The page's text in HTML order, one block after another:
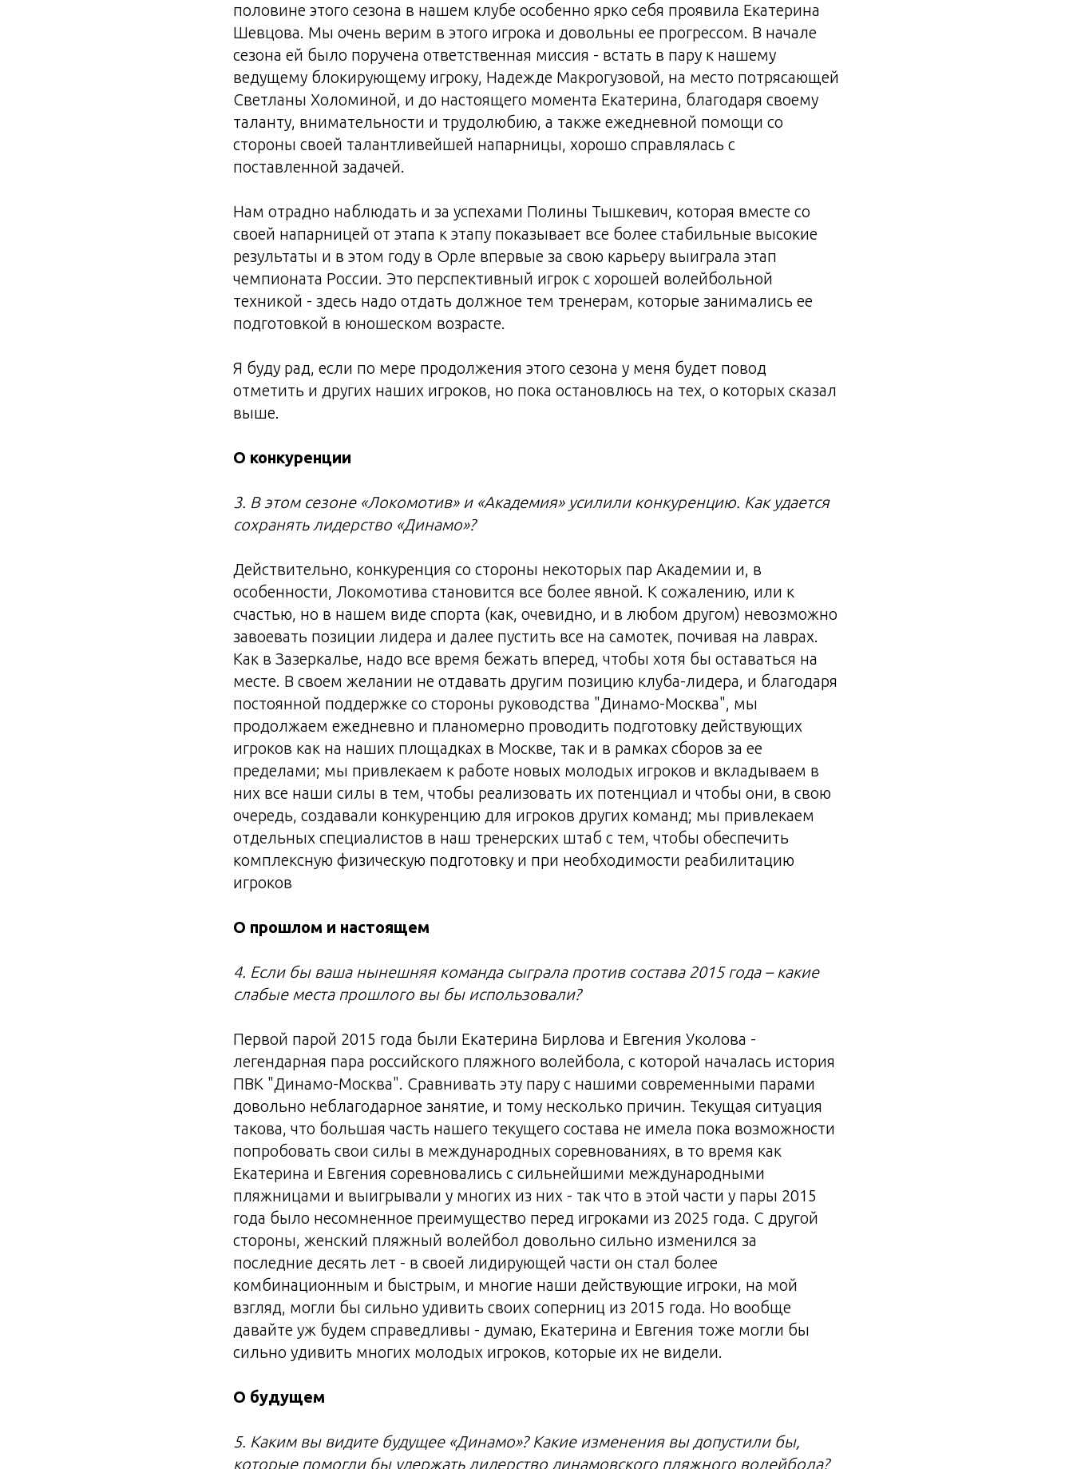
половине этого сезона в нашем клубе особенно ярко себя проявила Екатерина
Шевцова. Мы очень верим в этого игрока и довольны ее прогрессом. В начале
сезона ей было поручена ответственная миссия - встать в пару к нашему
ведущему блокирующему игроку, Надежде Макрогузовой, на место потрясающей
Светланы Холоминой, и до настоящего момента Екатерина, благодаря своему
таланту, внимательности и трудолюбию, а также ежедневной помощи со
стороны своей талантливейшей напарницы, хорошо справлялась с
поставленной задачей.
Нам отрадно наблюдать и за успехами Полины Тышкевич, которая вместе со
своей напарницей от этапа к этапу показывает все более стабильные высокие
результаты и в этом году в Орле впервые за свою карьеру выиграла этап
чемпионата России. Это перспективный игрок с хорошей волейбольной
техникой - здесь надо отдать должное тем тренерам, которые занимались ее
подготовкой в юношеском возрасте.
Я буду рад, если по мере продолжения этого сезона у меня будет повод
отметить и других наших игроков, но пока остановлюсь на тех, о которых сказал
выше.
О конкуренции
3. В этом сезоне «Локомотив» и «Академия» усилили конкуренцию. Как удается
сохранять лидерство «Динамо»?
Действительно, конкуренция со стороны некоторых пар Академии и, в
особенности, Локомотива становится все более явной. К сожалению, или к
счастью, но в нашем виде спорта (как, очевидно, и в любом другом) невозможно
завоевать позиции лидера и далее пустить все на самотек, почивая на лаврах.
Как в Зазеркалье, надо все время бежать вперед, чтобы хотя бы оставаться на
месте. В своем желании не отдавать другим позицию клуба-лидера, и благодаря
постоянной поддержке со стороны руководства "Динамо-Москва", мы
продолжаем ежедневно и планомерно проводить подготовку действующих
игроков как на наших площадках в Москве, так и в рамках сборов за ее
пределами; мы привлекаем к работе новых молодых игроков и вкладываем в
них все наши силы в тем, чтобы реализовать их потенциал и чтобы они, в свою
очередь, создавали конкуренцию для игроков других команд; мы привлекаем
отдельных специалистов в наш тренерских штаб с тем, чтобы обеспечить
комплексную физическую подготовку и при необходимости реабилитацию
игроков
О прошлом и настоящем
4. Если бы ваша нынешняя команда сыграла против состава 2015 года – какие
слабые места прошлого вы бы использовали?
Первой парой 2015 года были Екатерина Бирлова и Евгения Уколова -
легендарная пара российского пляжного волейбола, с которой началась история
ПВК "Динамо-Москва". Сравнивать эту пару с нашими современными парами
довольно неблагодарное занятие, и тому несколько причин. Текущая ситуация
такова, что большая часть нашего текущего состава не имела пока возможности
попробовать свои силы в международных соревнованиях, в то время как
Екатерина и Евгения соревновались с сильнейшими международными
пляжницами и выигрывали у многих из них - так что в этой части у пары 2015
года было несомненное преимущество перед игроками из 2025 года. С другой
стороны, женский пляжный волейбол довольно сильно изменился за
последние десять лет - в своей лидирующей части он стал более
комбинационным и быстрым, и многие наши действующие игроки, на мой
взгляд, могли бы сильно удивить своих соперниц из 2015 года. Но вообще
давайте уж будем справедливы - думаю, Екатерина и Евгения тоже могли бы
сильно удивить многих молодых игроков, которые их не видели.
О будущем
5. Каким вы видите будущее «Динамо»? Какие изменения вы допустили бы,
которые помогли бы удержать лидерство динамовского пляжного волейбола?